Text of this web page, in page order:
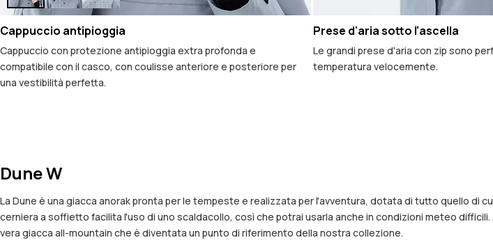
Cappuccio antipioggia
Cappuccio con protezione antipioggia extra profonda e
compatibile con il casco, con coulisse anteriore e posteriore per
una vestibilità perfetta.
Prese d'aria sotto l'ascella
Le grandi prese d'aria con zip sono
temperatura velocemente.
Dune W
La Dune è una giacca anorak pronta per le tempeste e realizzata per l'avventura, dotata di tutto quello di
cerniera a soffietto facilita l'uso di uno scaldacollo, così che potrai usarla anche in condizioni meteo
vera giacca all-mountain che è diventata un punto di riferimento della nostra collezione.